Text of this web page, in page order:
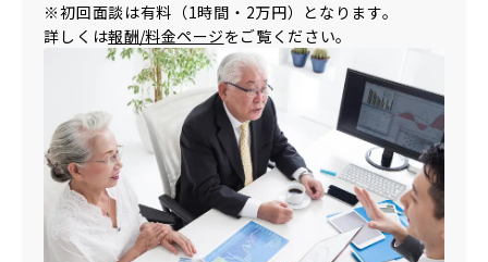
※初回面談は有料（1時間・2万円）となります。
詳しくは報酬/料金ページをご覧ください。